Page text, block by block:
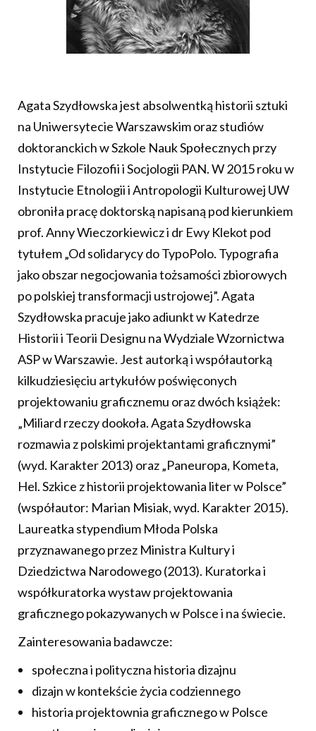
Agata Szydłowska jest absolwentką historii sztuki
na Uniwersytecie Warszawskim oraz studiów
doktoranckich w Szkole Nauk Społecznych przy
Instytucie Filozofii i Socjologii PAN. W 2015 roku w
Instytucie Etnologii i Antropologii Kulturowej UW
obroniła pracę doktorską napisaną pod kierunkiem
prof. Anny Wieczorkiewicz i dr Ewy Klekot pod
tytułem „Od solidarycy do TypoPolo. Typografia
jako obszar negocjowania tożsamości zbiorowych
po polskiej transformacji ustrojowej”. Agata
Szydłowska pracuje jako adiunkt w Katedrze
Historii i Teorii Designu na Wydziale Wzornictwa
ASP w Warszawie. Jest autorką i współautorką
kilkudziesięciu artykułów poświęconych
projektowaniu graficznemu oraz dwóch książek:
„Miliard rzeczy dookoła. Agata Szydłowska
rozmawia z polskimi projektantami graficznymi”
(wyd. Karakter 2013) oraz „Paneuropa, Kometa,
Hel. Szkice z historii projektowania liter w Polsce”
(współautor: Marian Misiak, wyd. Karakter 2015).
Laureatka stypendium Młoda Polska
przyznawanego przez Ministra Kultury i
Dziedzictwa Narodowego (2013). Kuratorka i
współkuratorka wystaw projektowania
graficznego pokazywanych w Polsce i na świecie.
Zainteresowania badawcze:
społeczna i polityczna historia dizajnu
dizajn w kontekście życia codziennego
historia projektownia graficznego w Polsce